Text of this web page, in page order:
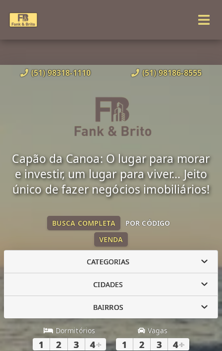
(51) 98318-1110 (51) 98186-8555
Capão da Canoa: O lugar para morar
e investir, um lugar para viver... Jeito
único de fazer negócios imobiliários!
VENDA
BUSCA COMPLETA POR CÓDIGO
CATEGORIAS
CIDADES
BAIRROS
Dormitórios
1 2 3 4+
Vagas
1 2 3 4+